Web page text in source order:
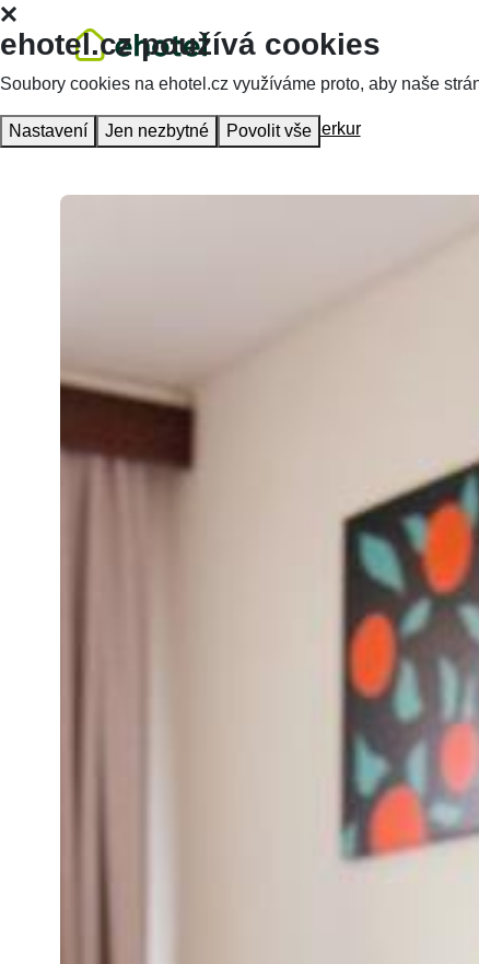
Hlavní stránka Ubytování Hotel Merkur
ehotel.cz používá cookies
Soubory cookies na ehotel.cz využíváme proto, aby naše
Nastavení Jen nezbytné Povolit vše